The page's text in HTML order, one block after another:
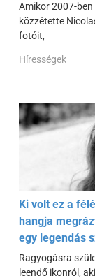
Amikor 2007-
közzétette
fotóit,
Hírességek
Ki volt ez a
hangja
egy legendás
Ragyogásra
leendő ikonról,